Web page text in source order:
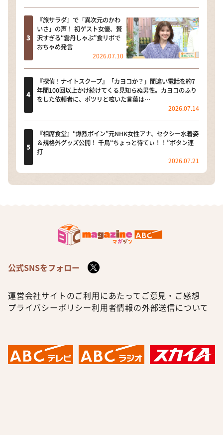
『旅サラダ』で「異次元のかわ
いさ」の声！ 初ゲスト女優、贅
沢すぎる“雲丹しゃぶ”食リポで
おちゃめ発言
2026.07.10
『探偵！ナイトスクープ』「カヨコか？」間違い電話を約7
年間100回以上かけ続けてくる見知らぬ男性。カヨコのふり
をした依頼者に、ポツリと呟いた言葉は…
2026.07.14
『相席食堂』“爆烈ボイン”元NHK女性アナ、セクシー水着姿
＆規格外グッズ公開！ 千鳥“ちょっと待てぃ！！”ボタン連
打
2026.07.21
公式SNSをフォロー
運営会社サイトのご利用にあたって ご意見・ご感想
プライバシーポリシー利用者情報の外部送信について